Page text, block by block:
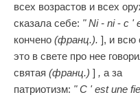
всех возрастов и всех
сказала себе: "Ni - ni- c '
кончено (франц.). ], и всю
это в свете про нее
святая (франц.) ] , а за
патриотизм: "C 'estune